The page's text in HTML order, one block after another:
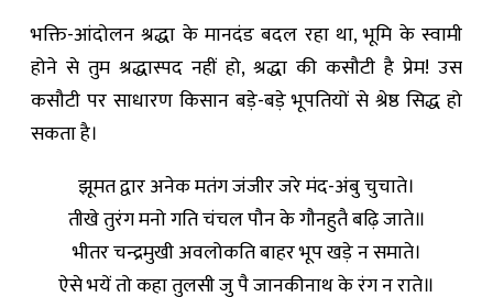
भक्ति-आंदोलन श्रद्धा के मानदंड बदल रहा था, भूमि के स्वामी
होने से तुम श्रद्धास्पद नहीं हो, श्रद्धा की कसौटी है प्रेम! उस
कसौटी पर साधारण किसान बड़े-बड़े भूपतियों से श्रेष्ठ सिद्ध हो
सकता है।
झूमत द्वार अनेक मतंग जंजीर जरे मंद-अंबु चुचाते।
तीखे तुरंग मनो गति चंचल पौन के गौनहुतै बढ़ि जाते॥
भीतर चन्द्रमुखी अवलोकति बाहर भूप खड़े न समाते।
ऐसे भयें तो कहा तुलसी जु पै जानकीनाथ के रंग न राते॥